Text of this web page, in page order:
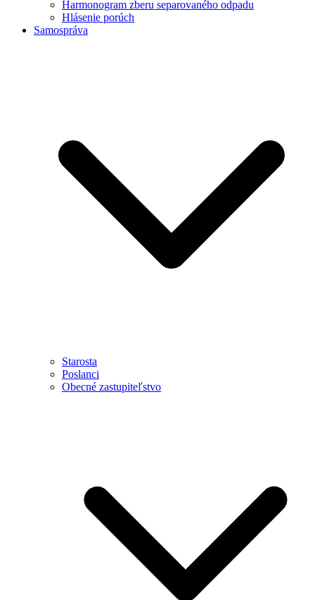
Harmonogram zberu separovaného odpadu
Hlásenie porúch
Samospráva
Starosta
Poslanci
Obecné zastupiteľstvo